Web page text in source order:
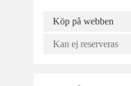
Köp på webben
Kan ej reserveras